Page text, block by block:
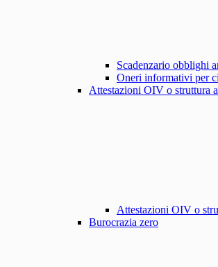
Scadenzario obblighi
Oneri informativi per
Attestazioni OIV o struttura
Attestazioni OIV o
Burocrazia zero